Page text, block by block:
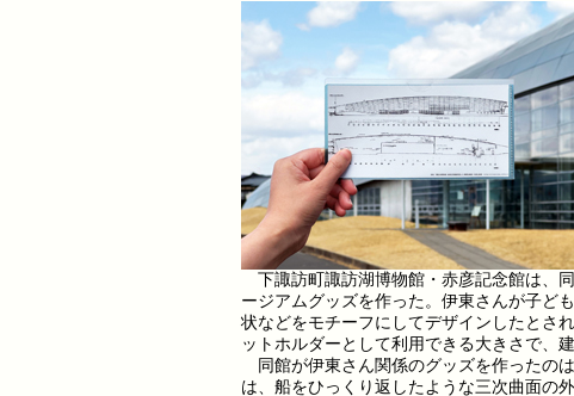
下諏訪町諏訪湖博物館・赤彦記念館は、
ージアムグッズを作った。伊東さんが子ど
状などをモチーフにしてデザインしたとさ
ットホルダーとして利用できる大きさで、
同館が伊東さん関係のグッズを作ったの
は、船をひっくり返したような三次曲面の